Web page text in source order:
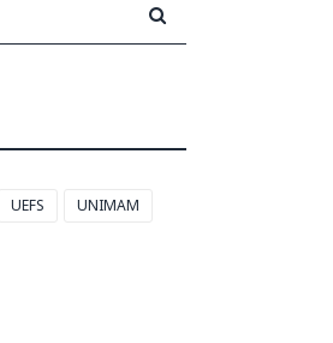
UEFS UNIMAM